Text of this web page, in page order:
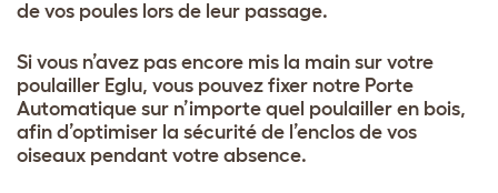
de vos poules lors de leur passage.
Si vous n’avez pas encore mis la main sur votre
poulailler Eglu, vous pouvez fixer notre Porte
Automatique sur n’importe quel poulailler en bois,
afin d’optimiser la sécurité de l’enclos de vos
oiseaux pendant votre absence.